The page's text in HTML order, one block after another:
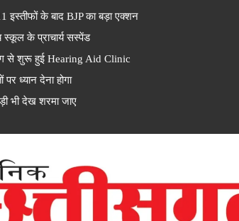
इस्तीफों के बाद BJP का बड़ा एक्शन
स्कूल के प्राचार्य सस्पेंड
से शुरू हुई Hearing Aid Clinic
ध्यान देना होगा
भी देख शरमा जाए